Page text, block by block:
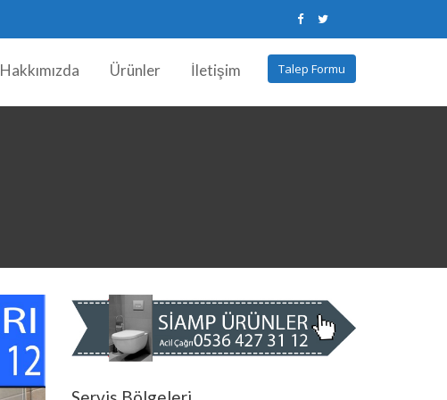
Talep Formu
Hakkımızda Ürünler İletişim